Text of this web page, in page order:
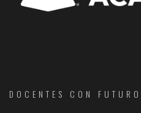
DOCENTES CON FUTURO